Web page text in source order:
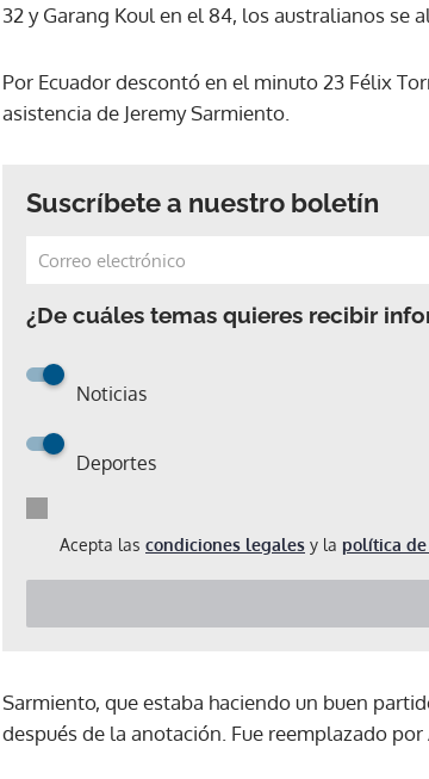
32 y Garang Koul en el 84, los australianos se
Por Ecuador descontó en el minuto 23 Félix
asistencia de Jeremy Sarmiento.
Suscríbete a nuestro boletín
¿De cuáles temas quieres recibir
Noticias
Deportes
Acepta las condiciones legales y la política de
Sarmiento, que estaba haciendo un buen
después de la anotación. Fue reemplazado